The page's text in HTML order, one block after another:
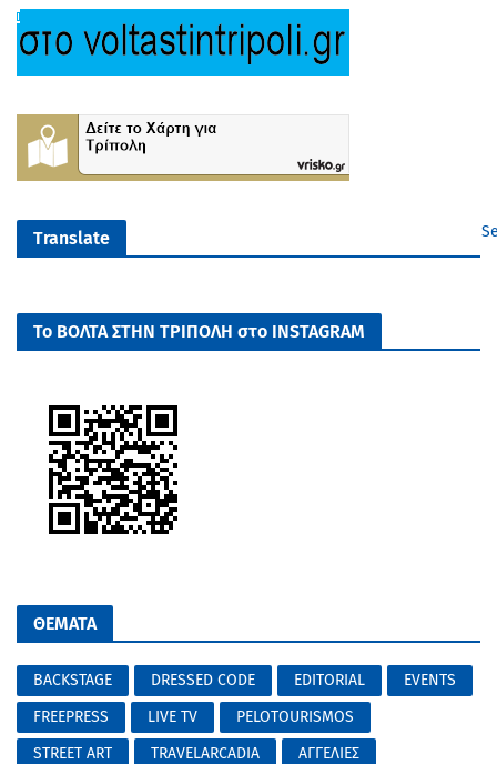
Translate
Το ΒΟΛΤΑ ΣΤΗΝ ΤΡΙΠΟΛΗ στο INSTAGRAM
ΘΕΜΑΤΑ
BACKSTAGE DRESSED CODE EDITORIAL
EVENTS
FREEPRESS
LIVE TV
PELOTOURISMOS
STREET ART
TRAVELARCADIA
ΑΓΓΕΛΙΕΣ